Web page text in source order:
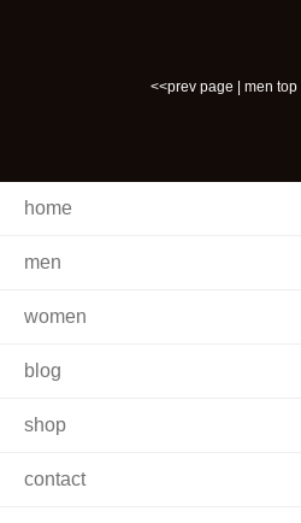
<<prev page men top|
home
men
women
blog
shop
contact